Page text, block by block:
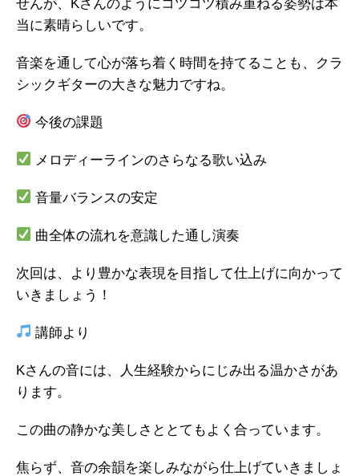
せんが、Kさんのようにコツコツ積み重ねる姿勢は本
当に素晴らしいです。
音楽を通して心が落ち着く時間を持てることも、クラ
シックギターの大きな魅力ですね。
今後の課題
メロディーラインのさらなる歌い込み
音量バランスの安定
曲全体の流れを意識した通し演奏
次回は、より豊かな表現を目指して仕上げに向かって
いきましょう！
講師より
Kさんの音には、人生経験からにじみ出る温かさがあ
ります。
この曲の静かな美しさととてもよく合っています。
焦らず、音の余韻を楽しみながら仕上げていきましょ